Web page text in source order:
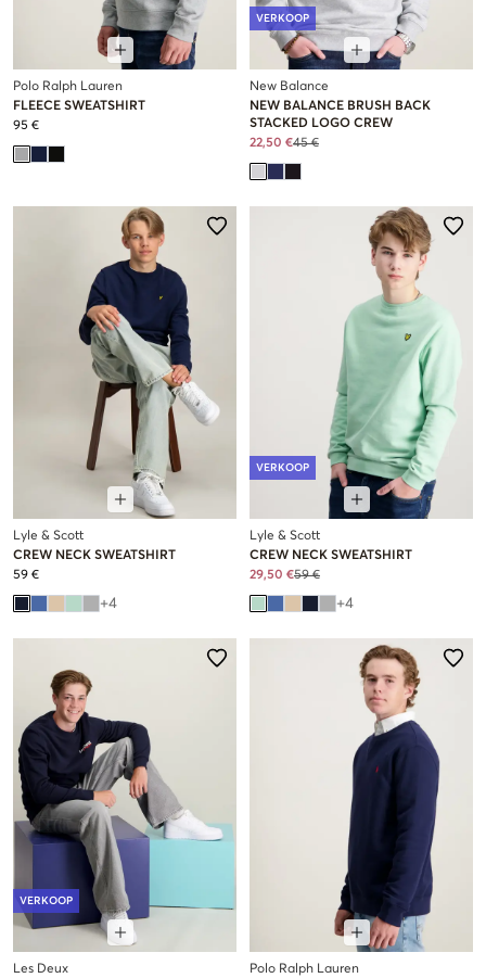
Polo Ralph Lauren
FLEECE SWEATSHIRT
95 €
VERKOOP
New Balance
NEW BALANCE BRUSH BACK
STACKED LOGO CREW
22,50 €45 €
Lyle & Scott
CREW NECK SWEATSHIRT
59 €
+4
VERKOOP
Lyle & Scott
CREW NECK SWEATSHIRT
29,50 €59 €
+4
VERKOOP
Les Deux Polo Ralph Lauren